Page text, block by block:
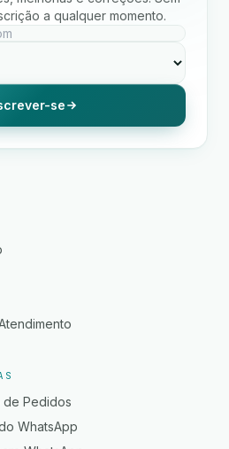
a qualquer momento.
se
de Pedidos
WhatsApp